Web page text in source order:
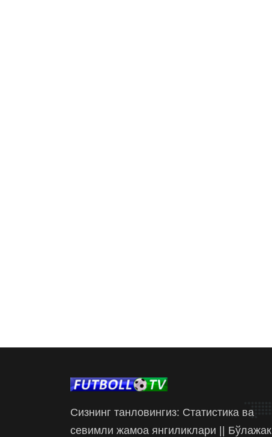
Сизнинг танловингиз: Статистика ва
севимли жамоа янгиликлари || Бўлажак